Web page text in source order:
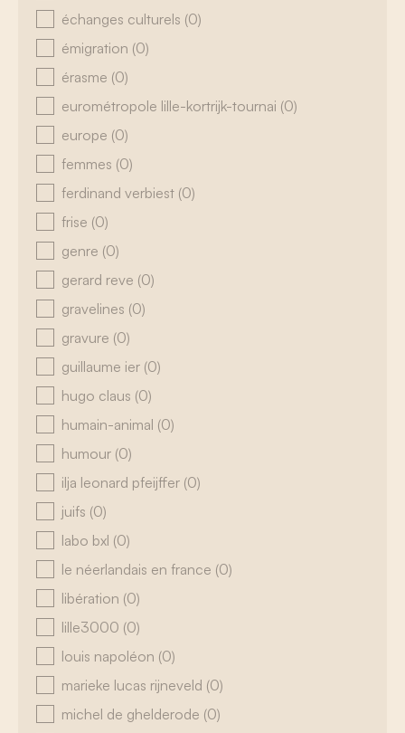
échanges culturels (0)
émigration (0)
érasme (0)
eurométropole lille-kortrijk-tournai (0)
europe (0)
femmes (0)
ferdinand verbiest (0)
frise (0)
genre (0)
gerard reve (0)
gravelines (0)
gravure (0)
guillaume ier (0)
hugo claus (0)
humain-animal (0)
humour (0)
ilja leonard pfeijffer (0)
juifs (0)
labo bxl (0)
le néerlandais en france (0)
libération (0)
lille3000 (0)
louis napoléon (0)
marieke lucas rijneveld (0)
michel de ghelderode (0)